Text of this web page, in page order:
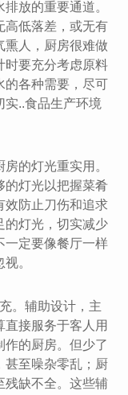
放的重要通道。
高低落差，或无有
熏人，厨房很难做
时要充分考虑原料
的各种需要，尽可
实..食品生产环境
的灯光重实用。
的灯光以把握菜肴
效防止刀伤和追求
的灯光，切实减少
一定要像餐厅一样
。
。辅助设计，主
接服务于客人用
作的厨房。但少了
甚至噪杂零乱；厨
残缺不全。这些辅